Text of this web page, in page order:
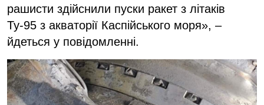
рашисти здійснили пуски ракет з літаків
Ту-95 з акваторії Каспійського моря», –
йдеться у повідомленні.